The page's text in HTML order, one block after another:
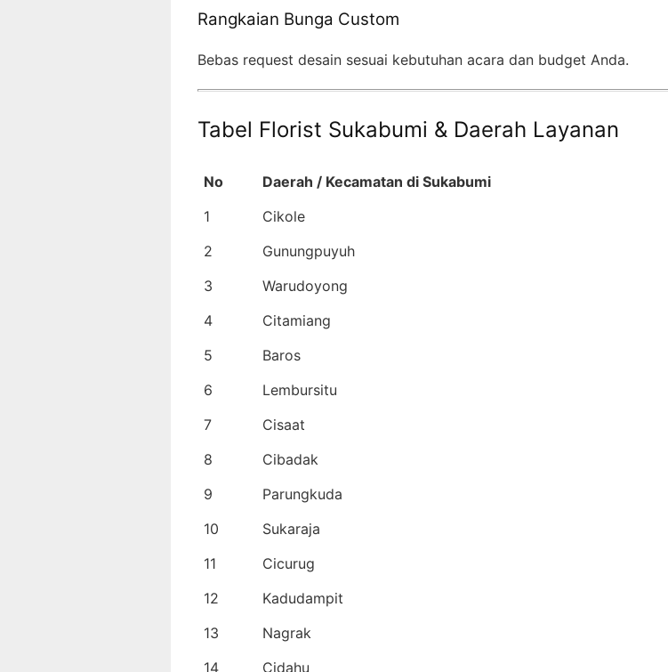
Rangkaian Bunga Custom
Bebas request desain sesuai kebutuhan acara dan budget Anda.
Tabel Florist Sukabumi & Daerah Layanan
No
Daerah / Kecamatan di Sukabumi
1
Cikole
2
Gunungpuyuh
3
Warudoyong
4
Citamiang
5
Baros
6
Lembursitu
7
Cisaat
8
Cibadak
9
Parungkuda
10
Sukaraja
11
Cicurug
12
Kadudampit
13
Nagrak
14
Cidahu